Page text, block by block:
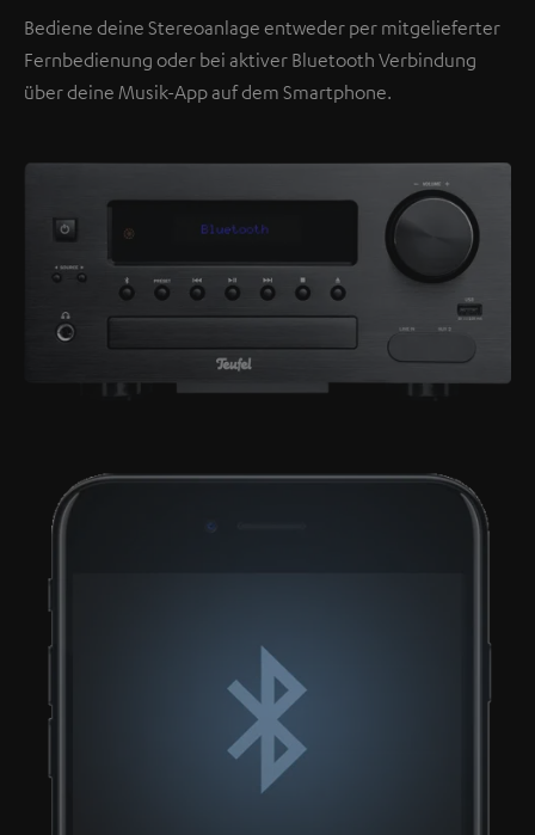
Bediene deine Stereoanlage entweder per mitgelieferter
Fernbedienung oder bei aktiver Bluetooth Verbindung
über deine Musik-App auf dem Smartphone.